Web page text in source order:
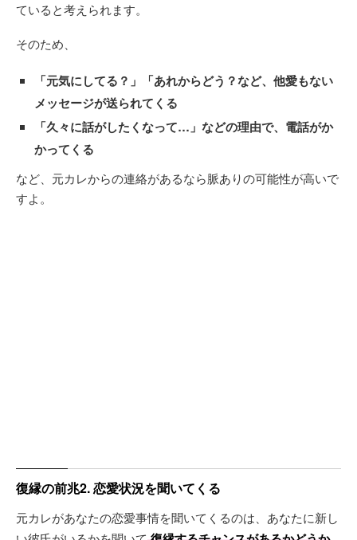
ていると考えられます。
そのため、
「元気にしてる？」「あれからどう？など、他愛もない
メッセージが送られてくる
「久々に話がしたくなって…」などの理由で、電話がか
かってくる
など、元カレからの連絡があるなら脈ありの可能性が高いで
すよ。
復縁の前兆2. 恋愛状況を聞いてくる
元カレがあなたの恋愛事情を聞いてくるのは、あなたに新し